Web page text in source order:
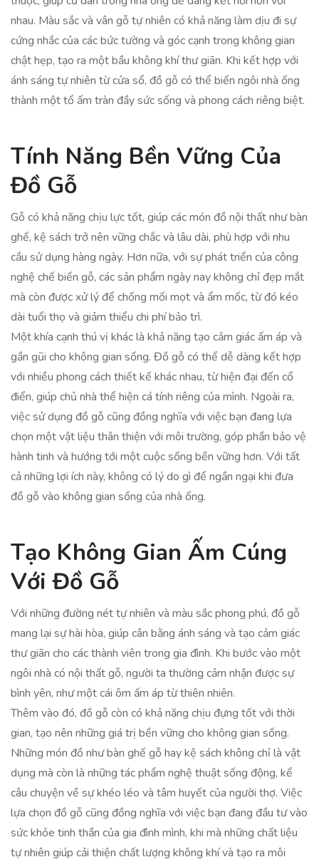
nhau. Màu sắc và vân gỗ tự nhiên có khả năng làm dịu đi sự
cứng nhắc của các bức tường và góc cạnh trong không gian
chật hẹp, tạo ra một bầu không khí thư giãn. Khi kết hợp với
ánh sáng tự nhiên từ cửa sổ, đồ gỗ có thể biến ngôi nhà ống
thành một tổ ấm tràn đầy sức sống và phong cách riêng biệt.
Tính Năng Bền Vững Của
Đồ Gỗ
Gỗ có khả năng chịu lực tốt, giúp các món đồ nội thất như bàn
ghế, kệ sách trở nên vững chắc và lâu dài, phù hợp với nhu
cầu sử dụng hàng ngày. Hơn nữa, với sự phát triển của công
nghệ chế biến gỗ, các sản phẩm ngày nay không chỉ đẹp mắt
mà còn được xử lý để chống mối mọt và ẩm mốc, từ đó kéo
dài tuổi thọ và giảm thiểu chi phí bảo trì.
Một khía cạnh thú vị khác là khả năng tạo cảm giác ấm áp và
gần gũi cho không gian sống. Đồ gỗ có thể dễ dàng kết hợp
với nhiều phong cách thiết kế khác nhau, từ hiện đại đến cổ
điển, giúp chủ nhà thể hiện cá tính riêng của mình. Ngoài ra,
việc sử dụng đồ gỗ cũng đồng nghĩa với việc bạn đang lựa
chọn một vật liệu thân thiện với môi trường, góp phần bảo vệ
hành tinh và hướng tới một cuộc sống bền vững hơn. Với tất
cả những lợi ích này, không có lý do gì để ngần ngại khi đưa
đồ gỗ vào không gian sống của nhà ống.
Tạo Không Gian Ấm Cúng
Với Đồ Gỗ
Với những đường nét tự nhiên và màu sắc phong phú, đồ gỗ
mang lại sự hài hòa, giúp cân bằng ánh sáng và tạo cảm giác
thư giãn cho các thành viên trong gia đình. Khi bước vào một
ngôi nhà có nội thất gỗ, người ta thường cảm nhận được sự
bình yên, như một cái ôm ấm áp từ thiên nhiên.
Thêm vào đó, đồ gỗ còn có khả năng chịu đựng tốt với thời
gian, tạo nên những giá trị bền vững cho không gian sống.
Những món đồ như bàn ghế gỗ hay kệ sách không chỉ là vật
dụng mà còn là những tác phẩm nghệ thuật sống động, kể
câu chuyện về sự khéo léo và tâm huyết của người thợ. Việc
lựa chọn đồ gỗ cũng đồng nghĩa với việc bạn đang đầu tư vào
sức khỏe tinh thần của gia đình mình, khi mà những chất liệu
tự nhiên giúp cải thiện chất lượng không khí và tạo ra môi